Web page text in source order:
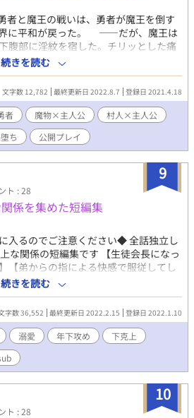
者と魔王の戦いは、勇者が魔王を倒す
界に平和が戻った。 ――だが、魔王は
腹部に淫紋を宿した。チリッとした痛
あまり気にせずに国に戻り国王陛下に
者は平和になった世界を見て回ろうと
数ヶ月――薄かった淫紋はいつの間に
の奥で暮らしている勇者――アルト
えながらひっそりと生活をしていた。
でピンク色のスライムに襲われたこ
ものへと変わっていくことになった
ーンライトノベルズ様にも投稿して
続きを読む
文字数 12,782 最終更新日 2022.8.7 登録日 2021.4.18
者 魔物×主人公
村人×主人公
ち 公開プレイ
9
ト : 28
係を集めた短編集
入るのでご注意ください◆ 全話独立し
な関係の短編集です 【生徒会長になっ
【弟からの指による快感で服従してし
の勇者と魔王】【VRゲームが進化した
がいてもいい】【脳イキさせる大学の
】【むしろ胸を開発されてしまう話】
主人様】【悪魔に執着してしまう腹黒
オメガバース世界のお話】【キス魔な
02/15をもって、こちらの短編集は完
ありがとうございました。 ーーーーー
スト いつもありがとうございます！
め/年上受け】 【溺愛攻め】 はプロフ
続きを読む
字数 36,552 最終更新日 2022.2.15 登録日 2022.1.10
溺愛 年下攻め
下克上
10
ト : 28